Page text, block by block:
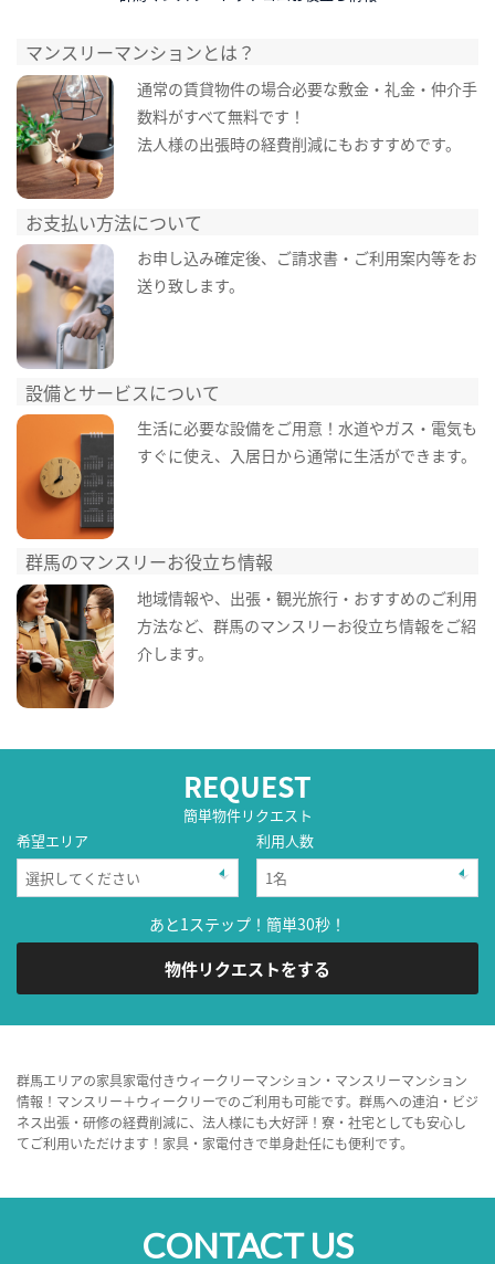
マンスリーマンションとは？
通常の賃貸物件の場合必要な敷金・礼金・仲介手
数料がすべて無料です！
法人様の出張時の経費削減にもおすすめです。
お支払い方法について
お申し込み確定後、ご請求書・ご利用案内等をお
送り致します。
設備とサービスについて
生活に必要な設備をご用意！水道やガス・電気も
すぐに使え、入居日から通常に生活ができます。
群馬のマンスリーお役立ち情報
地域情報や、出張・観光旅行・おすすめのご利用
方法など、群馬のマンスリーお役立ち情報をご紹
介します。
REQUEST
簡単物件リクエスト
希望エリア
利用人数
あと1ステップ！簡単30秒！
物件リクエストをする
群馬エリアの家具家電付きウィークリーマンション・マンスリーマンション
情報！マンスリー＋ウィークリーでのご利用も可能です。群馬への連泊・ビジ
ネス出張・研修の経費削減に、法人様にも大好評！寮・社宅としても安心し
てご利用いただけます！家具・家電付きで単身赴任にも便利です。
CONTACT US